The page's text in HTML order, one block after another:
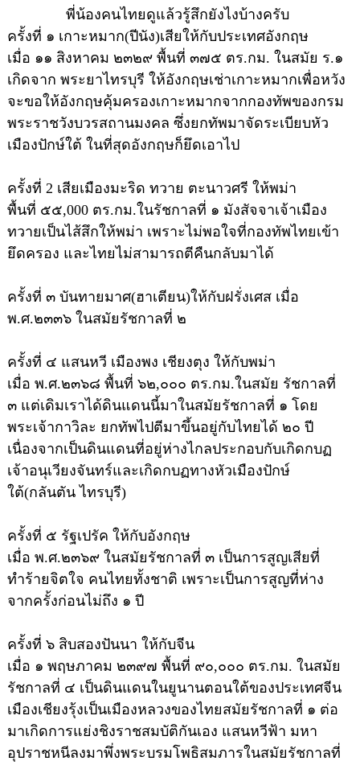
พี่น้องคนไทยดูแล้วรู้สึกยังไงบ้างครับ
ครั้งที่ ๑ เกาะหมาก(ปีนัง)เสียให้กับประเทศอังกฤษ
เมื่อ ๑๑ สิงหาคม ๒๓๒๙ พื้นที่ ๓๗๕ ตร.กม. ในสมัย ร.๑
เกิดจาก พระยาไทรบุรี ให้อังกฤษเช่าเกาะหมากเพื่อหวัง
จะขอให้อังกฤษคุ้มครองเกาะหมากจากกองทัพของกรม
พระราชวังบวรสถานมงคล ซึ่งยกทัพมาจัดระเบียบหัว
เมืองปักษ์ใต้ ในที่สุดอังกฤษก็ยึดเอาไป
ครั้งที่ 2 เสียเมืองมะริด ทวาย ตะนาวศรี ให้พม่า
พื้นที่ ๕๕,000 ตร.กม.ในรัชกาลที่ ๑ มังสัจจาเจ้าเมือง
ทวายเป็นไส้สึกให้พม่า เพราะไม่พอใจที่กองทัพไทยเข้า
ยึดครอง และไทยไม่สามารถตีคืนกลับมาได้
ครั้งที่ ๓ บันทายมาศ(ฮาเตียน)ให้กับฝรั่งเศสเมื่อ
พ.ศ.๒๓๓๖ ในสมัยรัชกาลที่ ๒
ครั้งที่ ๔ แสนหวี เมืองพง เชียงตุง ให้กับพม่า
เมื่อ พ.ศ.๒๓๖๘ พื้นที่ ๖๒,๐๐๐ ตร.กม.ในสมัย รัชกาลที่
๓ แต่เดิมเราได้ดินแดนนี้มาในสมัยรัชกาลที่ ๑ โดย
พระเจ้ากาวิละ ยกทัพไปตีมาขึ้นอยู่กับไทยได้ ๒๐ ปี
เนื่องจากเป็นดินแดนที่อยู่ห่างไกลประกอบกับเกิดกบฏ
เจ้าอนุเวียงจันทร์และเกิดกบฏทางหัวเมืองปักษ์
ใต้(กลันตัน ไทรบุรี)
ครั้งที่ ๕ รัฐเปรัค ให้กับอังกฤษ
เมื่อ พ.ศ.๒๓๖๙ ในสมัยรัชกาลที่ ๓ เป็นการสูญเสียที่
ทำร้ายจิตใจ คนไทยทั้งชาติ เพราะเป็นการสูญที่ห่าง
จากครั้งก่อนไม่ถึง ๑ ปี
ครั้งที่ ๖ สิบสองปันนา ให้กับจีน
เมื่อ ๑ พฤษภาคม ๒๓๙๗ พื้นที่ ๙๐,๐๐๐ ตร.กม. ในสมัย
รัชกาลที่ ๔ เป็นดินแดนในยูนานตอนใต้ของประเทศจีน
เมืองเชียงรุ้งเป็นเมืองหลวงของไทยสมัยรัชกาลที่ ๑ ต่อ
มาเกิดการแย่งชิงราชสมบัติกันเอง แสนหวีฟ้า มหา
อุปราชหนีลงมาพึ่งพระบรมโพธิสมภารในสมัยรัชกาลที่